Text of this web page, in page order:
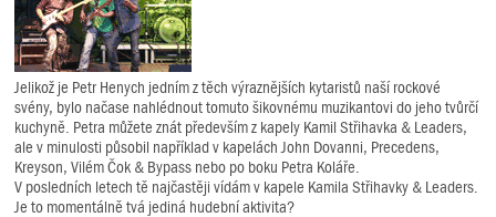
Jelikož je Petr Henych jedním z těch výraznějších kytaristů naší rockové
svény, bylo načase nahlédnout tomuto šikovnému muzikantovi do jeho tvůrčí
kuchyně. Petra můžete znát především z kapely Kamil Střihavka & Leaders,
ale v minulosti působil například v kapelách John Dovanni, Precedens,
Kreyson, Vilém Čok & Bypass nebo po boku Petra Koláře.
V posledních letech tě najčastěji vídám v kapele Kamila Střihavky & Leaders.
Je to momentálně tvá jediná hudební aktivita?